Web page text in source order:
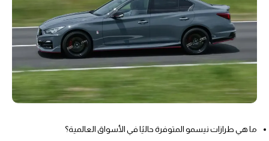
ما هي طرازات نيسمو المتوفرة حاليًا في الأسواق العالمية؟